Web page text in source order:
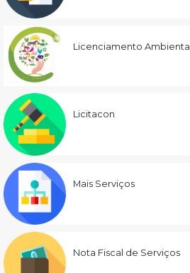
Licenciamento Ambiental
Licitacon
Mais Serviços
Nota Fiscal de Serviços